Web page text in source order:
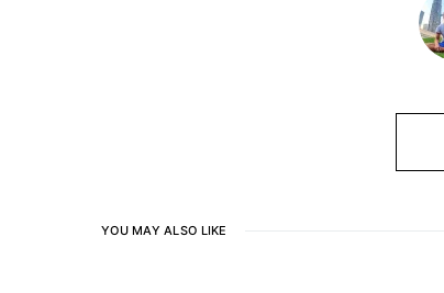
YOU MAY ALSO LIKE